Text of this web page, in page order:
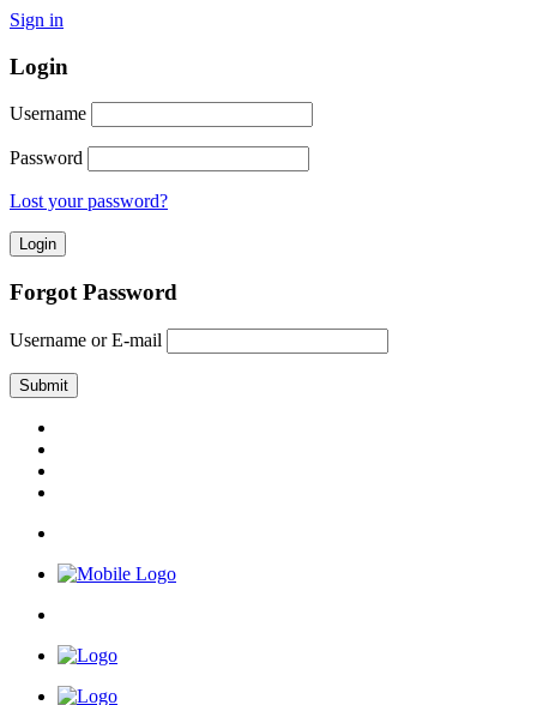
Sign in
Login
Username
Password
Lost your password?
Forgot Password
Username or E-mail